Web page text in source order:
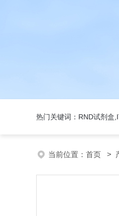
热门关键词：RND试剂盒
当前位置： 首页 >